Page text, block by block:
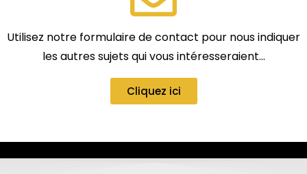
Utilisez notre formulaire de contact pour nous indiquer
les autres sujets qui vous intéresseraient…
Cliquez ici